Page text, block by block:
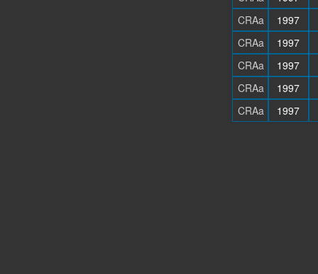
CRAa
1997
CRAa
1997
CRAa
1997
CRAa
1997
CRAa
1997